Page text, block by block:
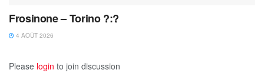
Frosinone – Torino ?:?
4 AOÛT 2026
Please login to join discussion